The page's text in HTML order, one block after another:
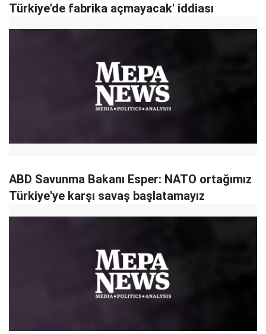
Türkiye'de fabrika açmayacak' iddiası
ABD Savunma Bakanı Esper: NATO ortağımız
Türkiye'ye karşı savaş başlatamayız